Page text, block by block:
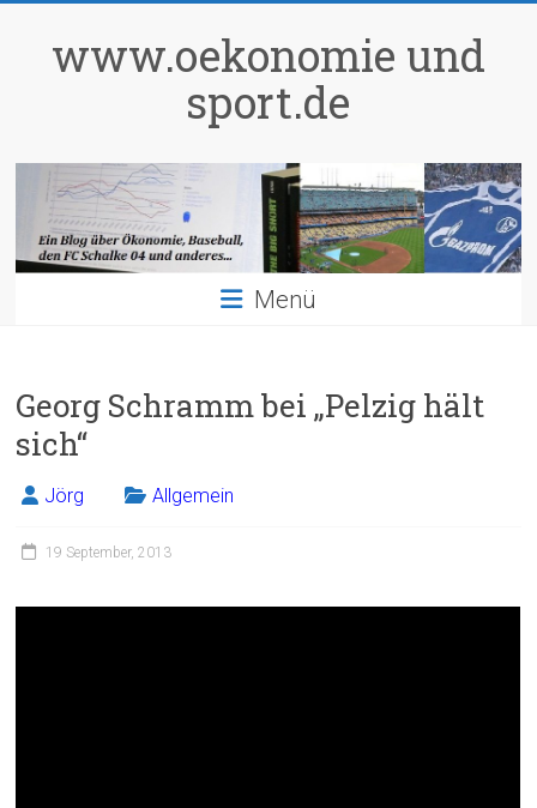
springenwww.oekonomie und
sport.de
Menü
Georg Schramm bei „Pelzig hält
sich“
Jörg Allgemein
19 September, 2013